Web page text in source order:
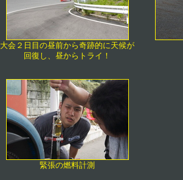
大会２日目の昼前から奇跡的に天候が
回復し、昼からトライ！
緊張の燃料計測